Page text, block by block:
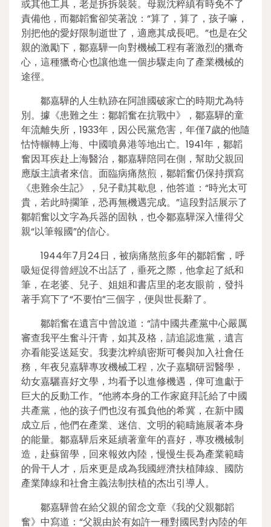
或其他工具，老是拆拆裝裝。母親沈粹縝有時免不了
責備他，而鄒韜奮卻笑著說：“算了，算了，孩子嘛，
別把他的愛好限制逝世了，適應其成長吧。”也是在父
親的激勵下，鄒嘉驊一向對機械工程有著激烈的獵奇
心，這種獵奇心也讓他進一個步驟走向了產業機械的
途徑。
鄒嘉驊的人生軌跡在阿誰國破家亡的時期尤為特
別。據《患難之生：鄒韜奮在抗戰中》，鄒嘉驊的童
年流離失所，1933年，因公民黨危害，年僅7歲的他隨
怙恃輾轉上海、中國噴鼻港等地出亡。1941年，鄒韜
奮因耳疾赴上海醫治，鄒嘉驊陪同在側，幫助父親回
應版主讀者來信。面臨病痛熬煎，鄒韜奮仍保持撰寫
《患難余生記》，兒子勸其歇息，他答道：“時光太可
貴，若此時擱筆，恐再無機遇完成。”這段對話展示了
鄒韜奮以文字為兵器的固執，也令鄒嘉驊深入懂得父
親“以筆報國”的信心。
1944年7月24日，被病痛熬煎多年的鄒韜奮，呼
吸短促得曾經說不出話了，垂死之際，他拿起了紙和
筆，在老婆、兒子、姐姐和書店里的老友眼前，發抖
著手寫下了“不要怕”三個字，便與世長辭了。
鄒韜奮在遺言中曾說道：“請中國共產黨中心嚴厲
審查我平生奮斗汗青，如其及格，請追認進黨，遺言
亦看能妥送延安。我妻沈粹縝密斯可餐與加入社會任
務，年夜兒嘉驊專攻機械工程，次子嘉騮研習醫學，
幼女嘉驪喜好文學，均看予以進修機遇，俾可進獻于
巨大的反動工作。”他將本身的工作家庭拜託給了中國
共產黨，他的孩子們也沒有孤負他的希冀，在新中國
成立后，他們在產業、迷信、文明的範疇施展著本身
的能量。鄒嘉驊后來延續著童年的喜好，專攻機械制
造，赴蘇留學，回來報效內陸，慢慢生長為產業範疇
的骨干人才，后來更是成為我國經濟扶植陣線、國防
產業陣線和社會主義法制扶植的杰出引導人。
鄒嘉驊曾在給父親的留念文章《我的父親鄒韜
奮》中寫道：“父親由於有如許一種對國民對內陸的年